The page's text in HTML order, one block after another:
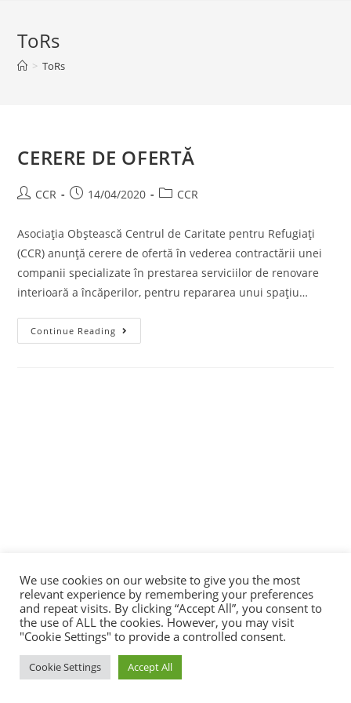
ToRs
> ToRs
CERERE DE OFERTĂ
CCR 14/04/2020 CCR
Asociația Obștească Centrul de Caritate pentru Refugiați
(CCR) anunță cerere de ofertă în vederea contractării unei
companii specializate în prestarea serviciilor de renovare
interioară a încăperilor, pentru repararea unui spațiu…
Continue Reading
We use cookies on our website to give you the most
relevant experience by remembering your preferences
and repeat visits. By clicking “Accept All”, you consent to
the use of ALL the cookies. However, you may visit
"Cookie Settings" to provide a controlled consent.
Cookie Settings Accept All